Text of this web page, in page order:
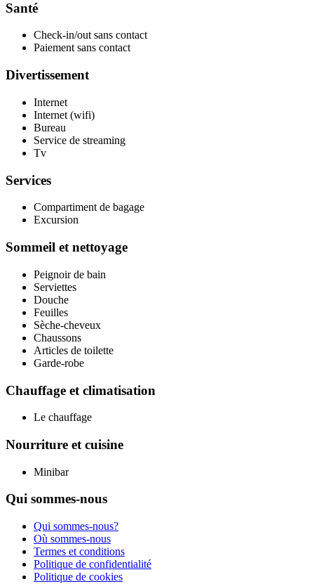
Santé
Check-in/out sans contact
Paiement sans contact
Divertissement
Internet
Internet (wifi)
Bureau
Service de streaming
Tv
Services
Compartiment de bagage
Excursion
Sommeil et nettoyage
Peignoir de bain
Serviettes
Douche
Feuilles
Sèche-cheveux
Chaussons
Articles de toilette
Garde-robe
Chauffage et climatisation
Le chauffage
Nourriture et cuisine
Minibar
Qui sommes-nous
Qui sommes-nous?
Où sommes-nous
Termes et conditions
Politique de confidentialité
Politique de cookies